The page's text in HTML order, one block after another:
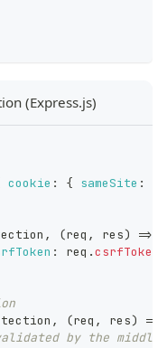
(Express.js)
cookie : { sameSite :
, (req , res) =>
: req .csrfToken
, (req , res)
=>
by the